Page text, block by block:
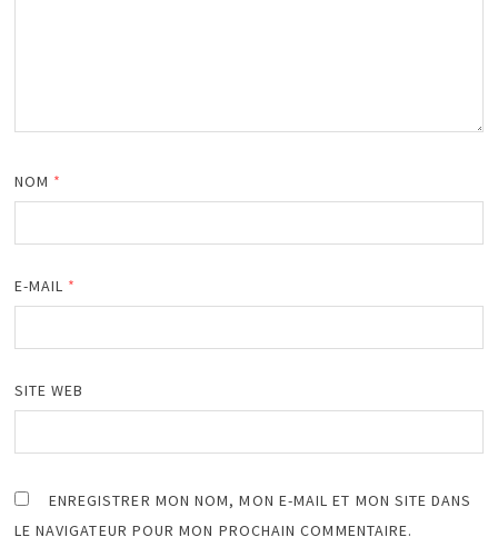
NOM *
E-MAIL *
SITE WEB
ENREGISTRER MON NOM, MON E-MAIL ET MON SITE DANS
LE NAVIGATEUR POUR MON PROCHAIN COMMENTAIRE.